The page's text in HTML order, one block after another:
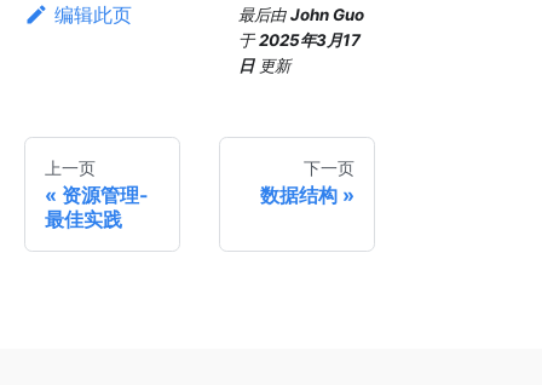
编辑此页 最后由John Guo
于2025年3月17
日 更新
上一页
资源管理-
最佳实践
下一页
数据结构